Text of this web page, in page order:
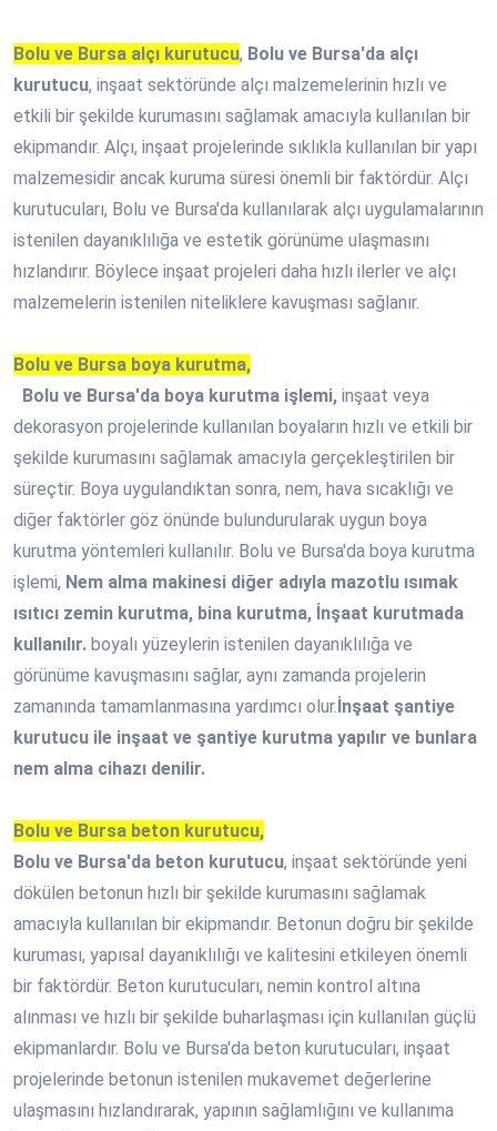
Bolu ve Bursa alçı kurutucu, Bolu ve Bursa'da alçı
kurutucu, inşaat sektöründe alçı malzemelerinin hızlı ve
etkili bir şekilde kurumasını sağlamak amacıyla kullanılan bir
ekipmandır. Alçı, inşaat projelerinde sıklıkla kullanılan bir yapı
malzemesidir ancak kuruma süresi önemli bir faktördür. Alçı
kurutucuları, Bolu ve Bursa'da kullanılarak alçı uygulamalarının
istenilen dayanıklılığa ve estetik görünüme ulaşmasını
hızlandırır. Böylece inşaat projeleri daha hızlı ilerler ve alçı
malzemelerin istenilen niteliklere kavuşması sağlanır.
Bolu ve Bursa boya kurutma,
Bolu ve Bursa'da boya kurutma işlemi, inşaat veya
dekorasyon projelerinde kullanılan boyaların hızlı ve etkili bir
şekilde kurumasını sağlamak amacıyla gerçekleştirilen bir
süreçtir. Boya uygulandıktan sonra, nem, hava sıcaklığı ve
diğer faktörler göz önünde bulundurularak uygun boya
kurutma yöntemleri kullanılır. Bolu ve Bursa'da boya kurutma
işlemi, Nem alma makinesi diğer adıyla mazotlu ısımak
ısıtıcı zemin kurutma, bina kurutma, İnşaat kurutmada
kullanılır. boyalı yüzeylerin istenilen dayanıklılığa ve
görünüme kavuşmasını sağlar, aynı zamanda projelerin
zamanında tamamlanmasına yardımcı olur. İnşaat şantiye
kurutucu ile inşaat ve şantiye kurutma yapılır ve bunlara
nem alma cihazı denilir.
Bolu ve Bursa beton kurutucu,
Bolu ve Bursa'da beton kurutucu, inşaat sektöründe yeni
dökülen betonun hızlı bir şekilde kurumasını sağlamak
amacıyla kullanılan bir ekipmandır. Betonun doğru bir şekilde
kuruması, yapısal dayanıklılığı ve kalitesini etkileyen önemli
bir faktördür. Beton kurutucuları, nemin kontrol altına
alınması ve hızlı bir şekilde buharlaşması için kullanılan güçlü
ekipmanlardır. Bolu ve Bursa'da beton kurutucuları, inşaat
projelerinde betonun istenilen mukavemet değerlerine
ulaşmasını hızlandırarak, yapının sağlamlığını ve kullanıma